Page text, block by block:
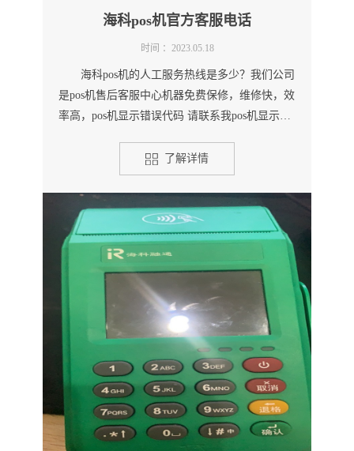
海科pos机官方客服电话
时间 ：2023.05.18
海科pos机的人工服务热线是多少？我们公司
是pos机售后客服中心机器免费保修，维修快，效
率高，pos机显示错误代码 请联系我pos机显示签
了解详情